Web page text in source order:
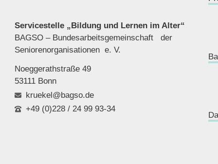
Servicestelle „Bildung und Lernen im Alter“
BAGSO – Bundesarbeitsgemeinschaft der
Seniorenorganisationen e. V.
Noeggerathstraße 49
53111 Bonn
kruekel@bagso.de
+49 (0)228 / 24 99 93-34